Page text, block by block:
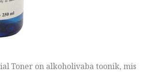
Toner on alkoholivaba toonik, mis